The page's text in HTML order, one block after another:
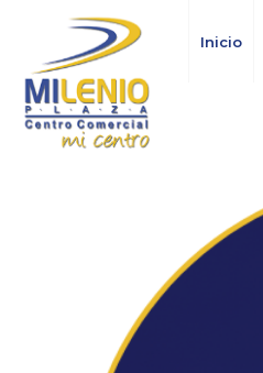
contenido
Inicio